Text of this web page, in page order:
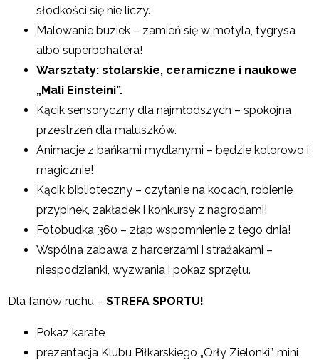
słodkości się nie liczy.
Malowanie buziek – zamień się w motyla, tygrysa
albo superbohatera!
Warsztaty: stolarskie, ceramiczne i naukowe
„Mali Einsteini”.
Kącik sensoryczny dla najmłodszych – spokojna
przestrzeń dla maluszków.
Animacje z bańkami mydlanymi – będzie kolorowo i
magicznie!
Kącik biblioteczny – czytanie na kocach, robienie
przypinek, zakładek i konkursy z nagrodami!
Fotobudka 360 – złap wspomnienie z tego dnia!
Wspólna zabawa z harcerzami i strażakami –
niespodzianki, wyzwania i pokaz sprzętu.
Dla fanów ruchu –STREFA SPORTU!
Pokaz karate
prezentacja Klubu Piłkarskiego „Orły Zielonki”, mini